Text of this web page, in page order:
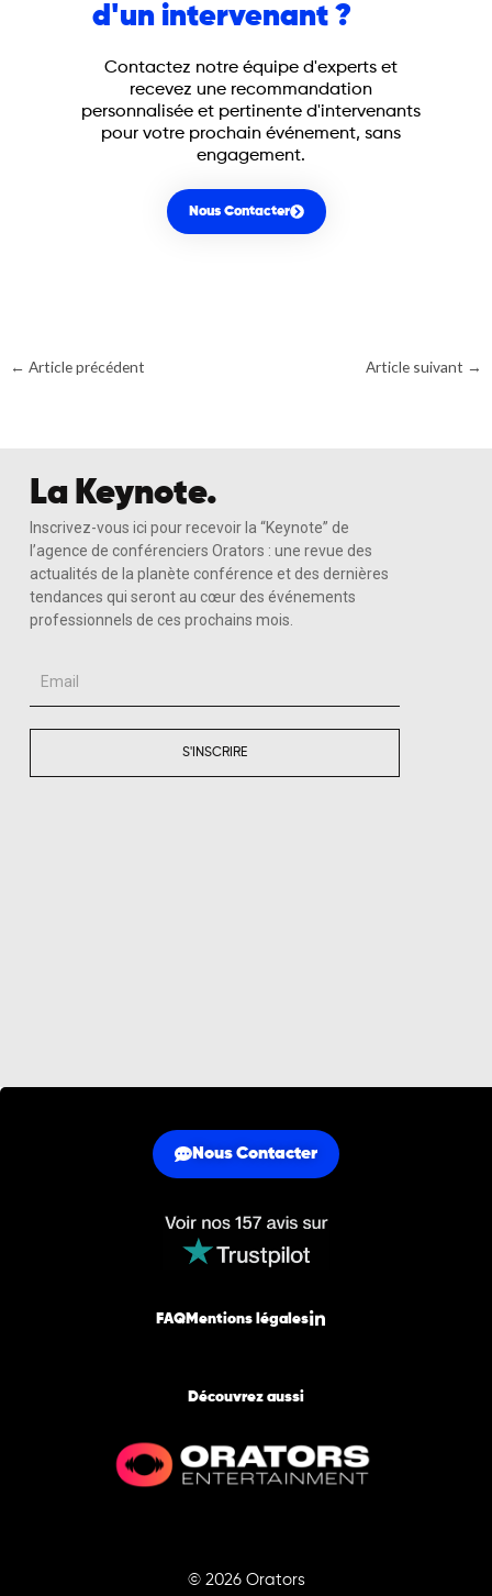
d'un intervenant ?
Contactez notre équipe d'experts et
recevez une recommandation
personnalisée et pertinente d'intervenants
pour votre prochain événement, sans
engagement.
Nous Contacter
← Article précédent Article suivant →
La Keynote.
Inscrivez-vous ici pour recevoir la “Keynote” de
l’agence de conférenciers Orators : une revue des
actualités de la planète conférence et des dernières
tendances qui seront au cœur des événements
professionnels de ces prochains mois.
S'INSCRIRE
Nous Contacter
FAQ Mentions légales
Découvrez aussi
© 2026 Orators